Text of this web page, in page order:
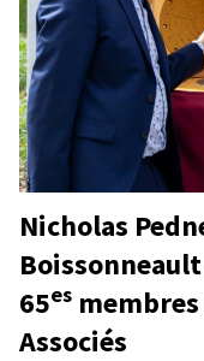
Nicholas
65es
Associés